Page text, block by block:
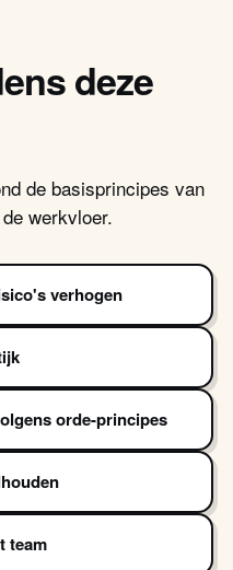
deze
de basisprincipes van
werkvloer.
verhogen
orde-principes
team